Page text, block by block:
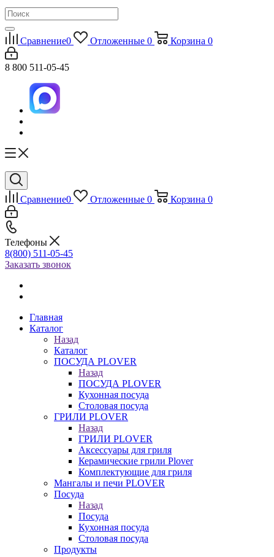
Сравнение0 Отложенные 0 Корзина 0
8 800 511-05-45
Сравнение0 Отложенные 0 Корзина 0
Телефоны
8(800) 511-05-45
Заказать звонок
Главная
Каталог
Назад
Каталог
ПОСУДА PLOVER
Назад
ПОСУДА PLOVER
Кухонная посуда
Столовая посуда
ГРИЛИ PLOVER
Назад
ГРИЛИ PLOVER
Аксессуары для гриля
Керамические грили Plover
Комплектующие для гриля
Мангалы и печи PLOVER
Посуда
Назад
Посуда
Кухонная посуда
Столовая посуда
Продукты